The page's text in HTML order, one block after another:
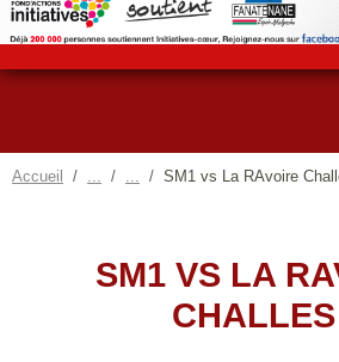
Accueil SM1 vs La RAvoire
SM1 VS LA